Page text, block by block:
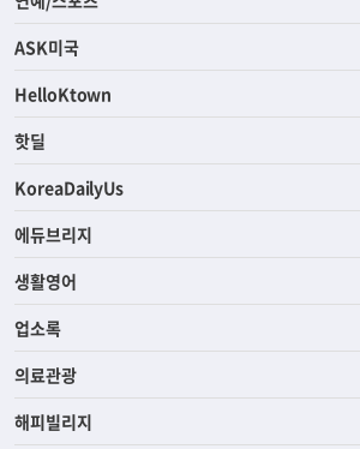
ASK미국
HelloKtown
핫딜
KoreaDailyUs
에듀브리지
생활영어
업소록
의료관광
해피빌리지